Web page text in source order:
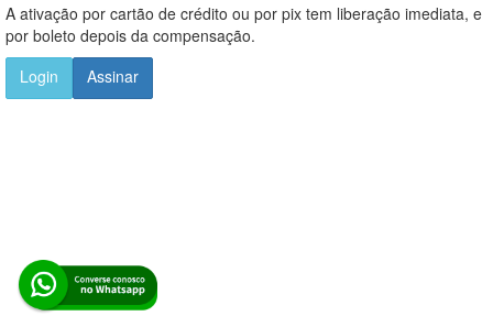
A ativação por cartão de crédito ou por pix tem liberação imediata, e
por boleto depois da compensação.
Login
Assinar